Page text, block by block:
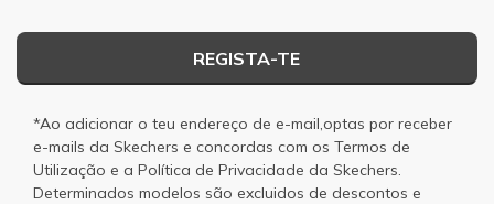
REGISTA-TE
*Ao adicionar o teu endereço de e-mail,optas por receber
e-mails da Skechers e concordas com os Termos de
Utilização e a Política de Privacidade da Skechers.
Determinados modelos são excluidos de descontos e